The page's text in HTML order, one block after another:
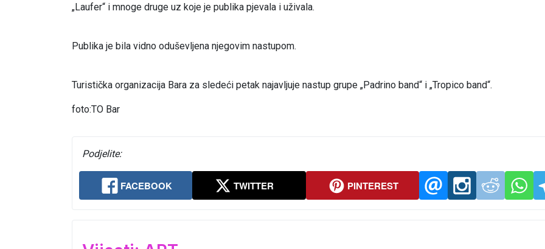
„Laufer“ i mnoge druge uz koje je publika pjevala i uživala.
Publika je bila vidno oduševljena njegovim nastupom.
Turistička organizacija Bara za sledeći petak najavljuje nastup grupe „Padrino band“ i „Tropico band“.
foto:TO Bar
Podjelite:
FACEBOOK TWITTER PINTEREST